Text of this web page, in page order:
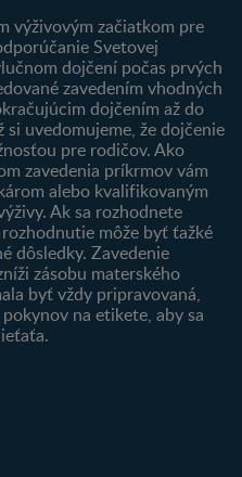
účet
výživovým začiatkom pre
Svetovej
dojčení počas prvých
zavedením vhodných
dojčením až do
uvedomujeme, že dojčenie
pre rodičov. Ako
zavedenia príkrmov vám
alebo kvalifikovaným
Ak sa rozhodnete
môže byť ťažké
dôsledky. Zavedenie
zásobu materského
byť vždy pripravovaná,
na etikete, aby sa